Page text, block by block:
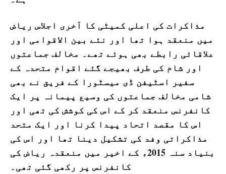
مذاکرات کی اعلی کمیٹی کا آخری اجلاس ریاض
میں منعقد ہوا تھا اور نئے بین الاقوامی اور
علاقائی رابطے بھی ہوئے تھے۔ مخالف جماعتوں
اور شام کی طرف بھیجے گئے اقوام متحدہ کے
سفیر اسٹیفن ڈی میسٹورا کے فریق نے بھی
شامی مخالف جماعتوں کی وسیع پیمانہ پر ایک
کانفرنس منعقد کر کے اس کی کوشش کی تھی اور
اس کا مقصد اتحاد پیدا کرنا اور ایک متحد
مذاکراتی وفد کی تشکیل دینا تھا اور اس کی
بنیاد سنہ 2015ء کے اخیر میں منعقدہ ریاض کی
کانفرنس پر رکھی گئی تھی۔